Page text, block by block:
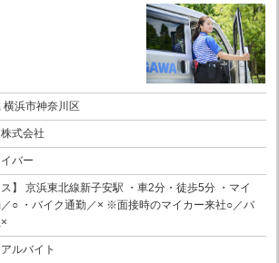
横浜市神奈川区
式会社
バー
ス】 京浜東北線新子安駅 ・車2分・徒歩5分 ・マイ
○ ・バイク通勤／× ※面接時のマイカー来社○／バ
ルバイト